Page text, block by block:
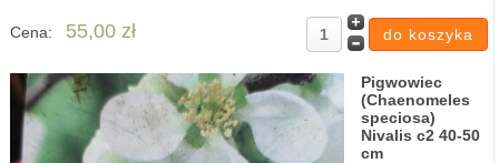
Cena: 55,00 zł
Pigwowiec
(Chaenomeles
speciosa)
Nivalis c2 40-50
cm